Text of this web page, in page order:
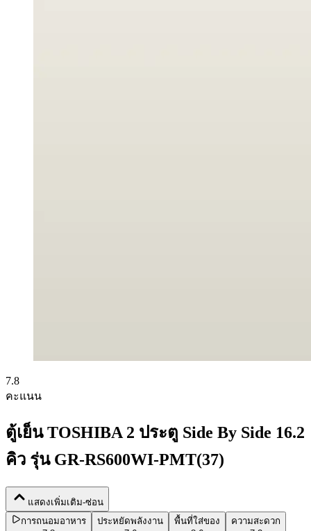
7.8
คะแนน
ตู้เย็น TOSHIBA 2 ประตู Side By Side 16.2
คิว รุ่น GR-RS600WI-PMT(37)
แสดงเพิ่มเติม-ซ่อน
การถนอมอาหาร
ประหยัดพลังงาน
พื้นที่ใส่ของ
ความสะดวก